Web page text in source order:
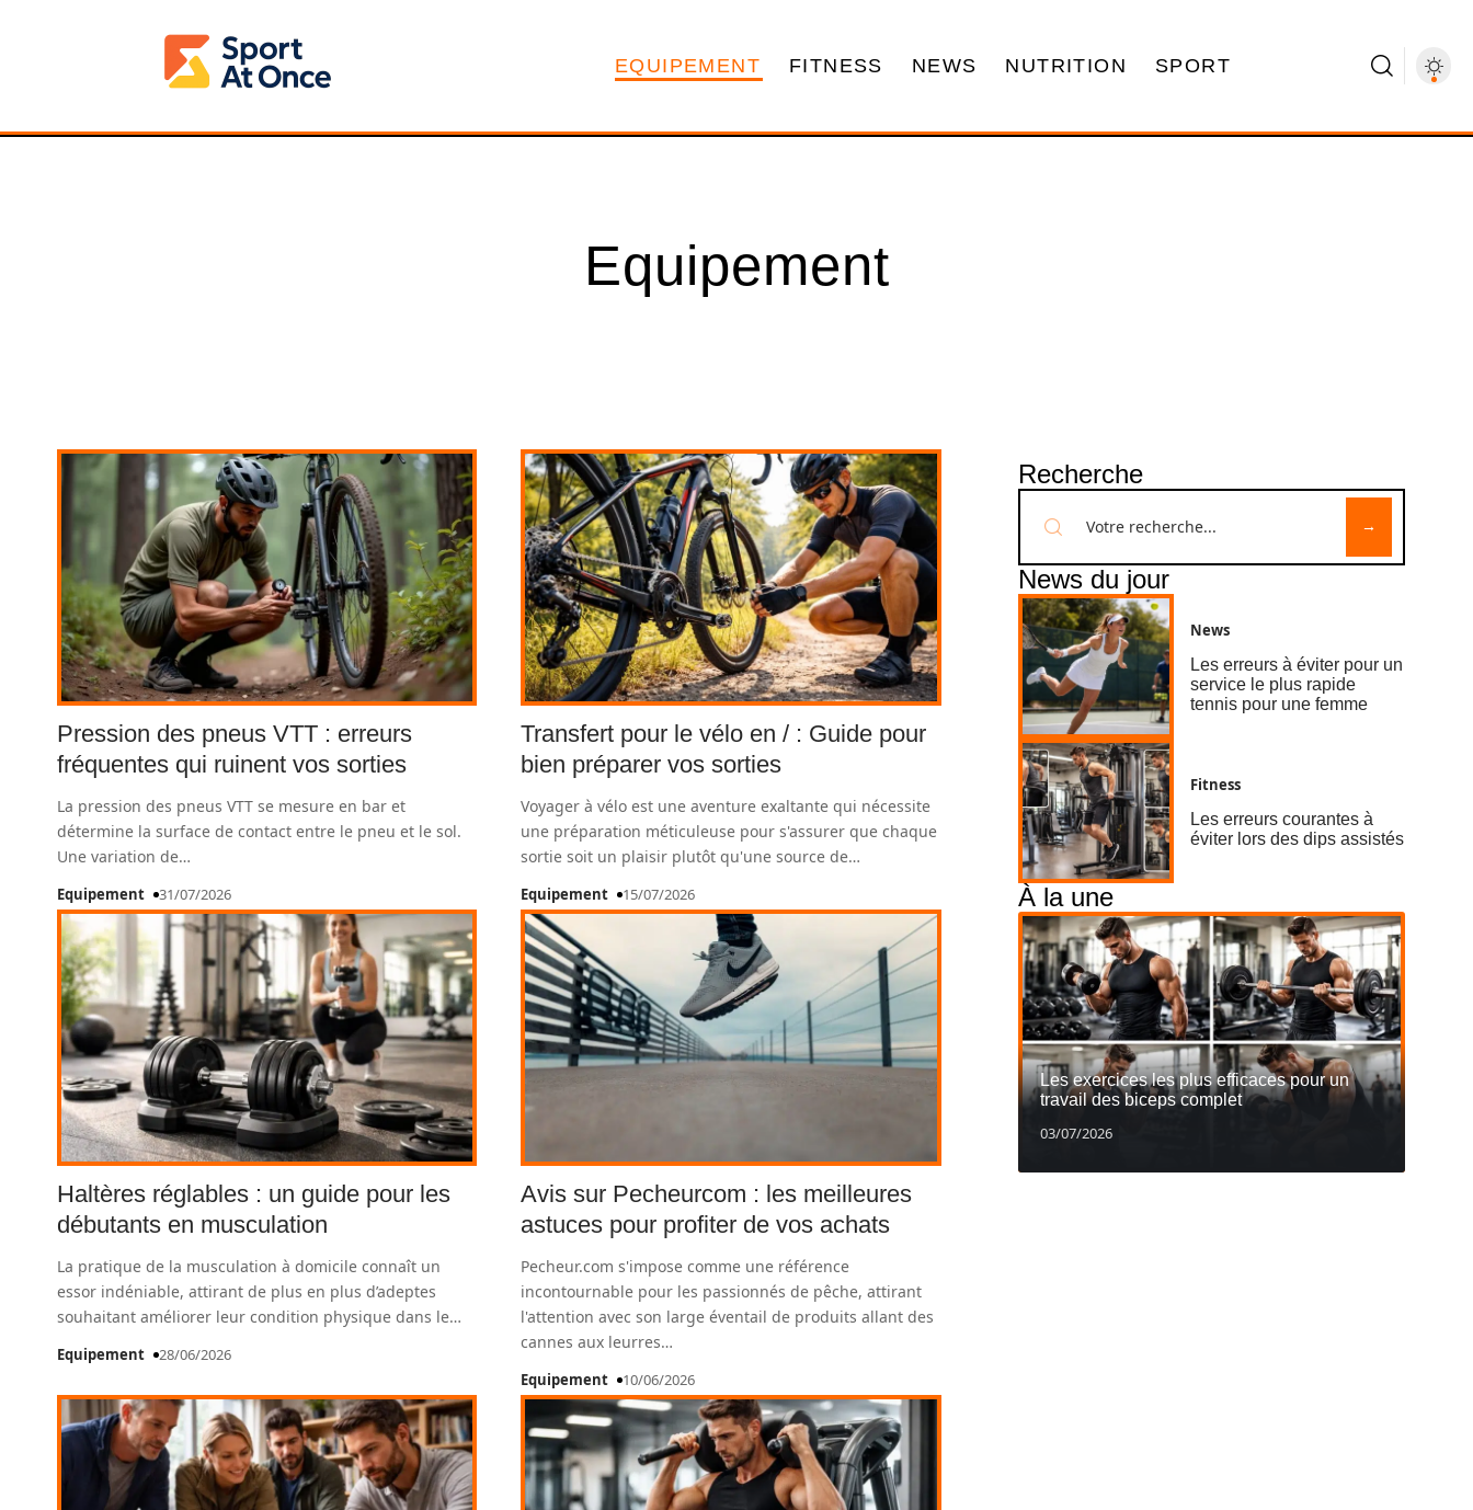
EQUIPEMENT FITNESS NEWS NUTRITION SPORT
Equipement
Pression des pneus VTT : erreurs
fréquentes qui ruinent vos sorties
La pression des pneus VTT se mesure en bar et
détermine la surface de contact entre le pneu et le sol.
Une variation de…
Equipement 31/07/2026
Transfert pour le vélo en / : Guide pour
bien préparer vos sorties
Voyager à vélo est une aventure exaltante qui nécessite
une préparation méticuleuse pour s'assurer que chaque
sortie soit un plaisir plutôt qu'une source de…
Equipement 15/07/2026
Haltères réglables : un guide pour les
débutants en musculation
La pratique de la musculation à domicile connaît un
essor indéniable, attirant de plus en plus d’adeptes
souhaitant améliorer leur condition physique dans le…
Equipement 28/06/2026
Avis sur Pecheurcom : les meilleures
astuces pour profiter de vos achats
Pecheur.com s'impose comme une référence
incontournable pour les passionnés de pêche, attirant
l'attention avec son large éventail de produits allant des
cannes aux leurres…
Equipement 10/06/2026
Recherche
News du jour
News
Les erreurs à éviter pour un
service le plus rapide
tennis pour une femme
Fitness
Les erreurs courantes à
éviter lors des dips assistés
À la une
Les exercices les plus efficaces pour un
travail des biceps complet
03/07/2026